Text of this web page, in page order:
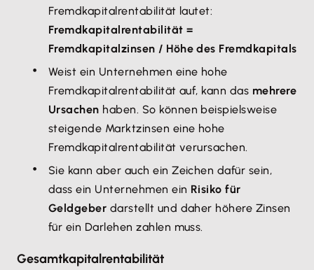
Fremdkapitalrentabilität lautet:
Fremdkapitalrentabilität =
Fremdkapitalzinsen / Höhe des Fremdkapitals
Weist ein Unternehmen eine hohe
Fremdkapitalrentabilität auf, kann das mehrere
Ursachen haben. So können beispielsweise
steigende Marktzinsen eine hohe
Fremdkapitalrentabilität verursachen.
Sie kann aber auch ein Zeichen dafür sein,
dass ein Unternehmen ein Risiko für
Geldgeber darstellt und daher höhere Zinsen
für ein Darlehen zahlen muss.
Gesamtkapitalrentabilität